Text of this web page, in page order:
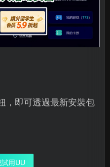
，即可透過最新安裝包
用UU